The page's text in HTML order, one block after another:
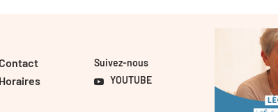
Horaires
Suivez-nous
YOUTUBE